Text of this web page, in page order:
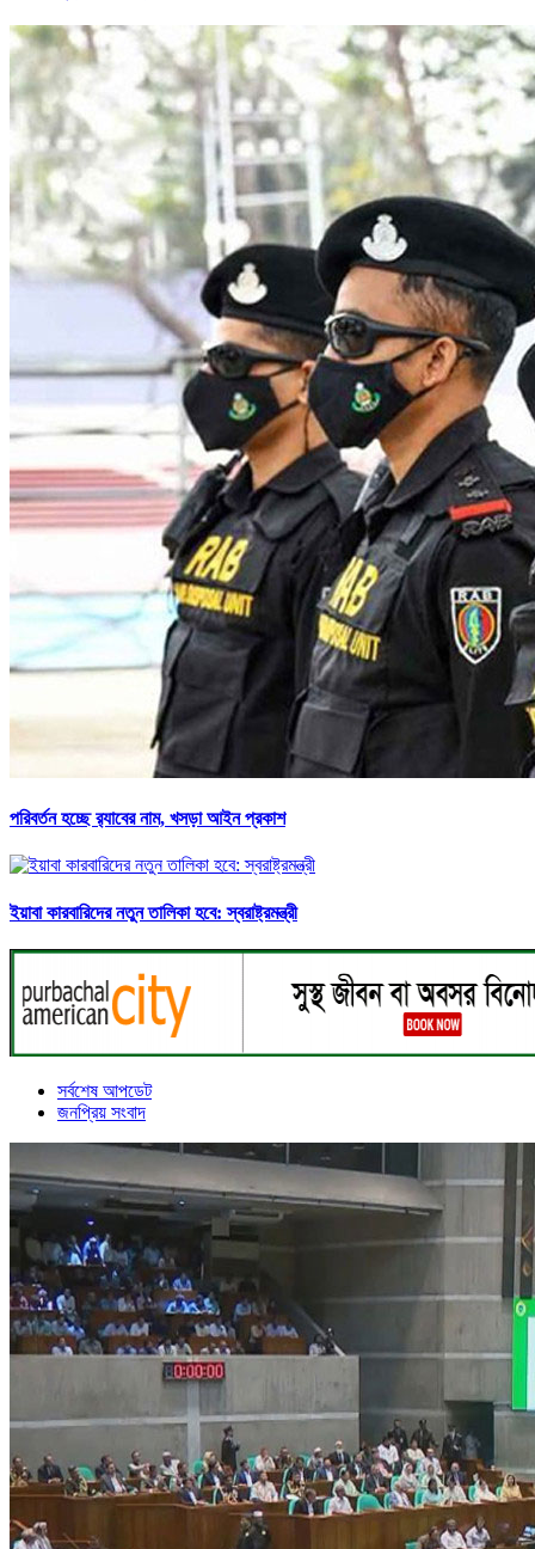
পরিবর্তন হচ্ছে র‌্যাবের নাম, খসড়া আইন প্রকাশ
ইয়াবা কারবারিদের নতুন তালিকা হবে: স্বরাষ্ট্রমন্ত্রী
সর্বশেষ আপডেট
জনপ্রিয় সংবাদ